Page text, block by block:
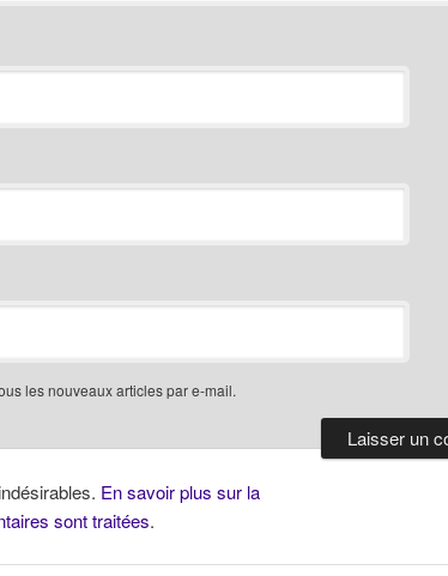
les nouveaux articles par e-mail.
En savoir plus sur la
sont traitées.